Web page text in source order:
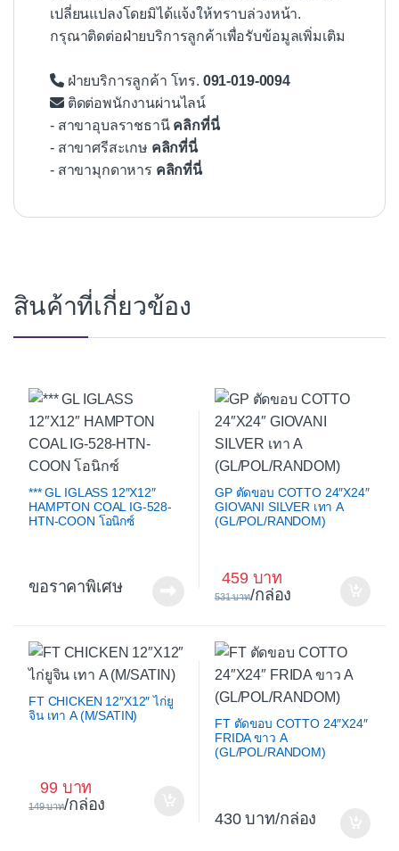
เปลี่ยนแปลงโดยมิได้แจ้งให้ทราบล่วงหน้า.
กรุณาติดต่อฝ่ายบริการลูกค้าเพื่อรับข้อมูลเพิ่มเติม
ฝ่ายบริการลูกค้า โทร. 091-019-0094
ติดต่อพนักงานผ่านไลน์
- สาขาอุบลราชธานี คลิกที่นี่
- สาขาศรีสะเกษ คลิกที่นี่
- สาขามุกดาหาร คลิกที่นี่
สินค้าที่เกี่ยวข้อง
*** GL IGLASS 12″X12″
HAMPTON COAL IG-528-
HTN-COON โอนิกซ์
ขอราคาพิเศษ
GP ตัดขอบ COTTO 24″X24″
GIOVANI SILVER เทา A
(GL/POL/RANDOM)
459
531 /กล่อง
FT CHICKEN 12″X12″ ไก่ยู
จิน เทา A (M/SATIN)
99
149 /กล่อง
FT ตัดขอบ COTTO 24″X24″
FRIDA ขาว A
(GL/POL/RANDOM)
430 /กล่อง